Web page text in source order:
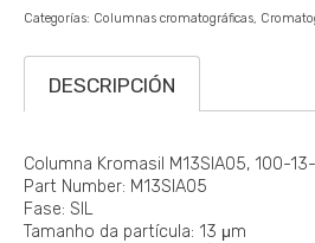
Categorías: Columnas cromatográficas
DESCRIPCIÓN
Columna Kromasil M13SIA05, 100-
Part Number: M13SIA05
Fase: SIL
Tamanho da partícula: 13 μm